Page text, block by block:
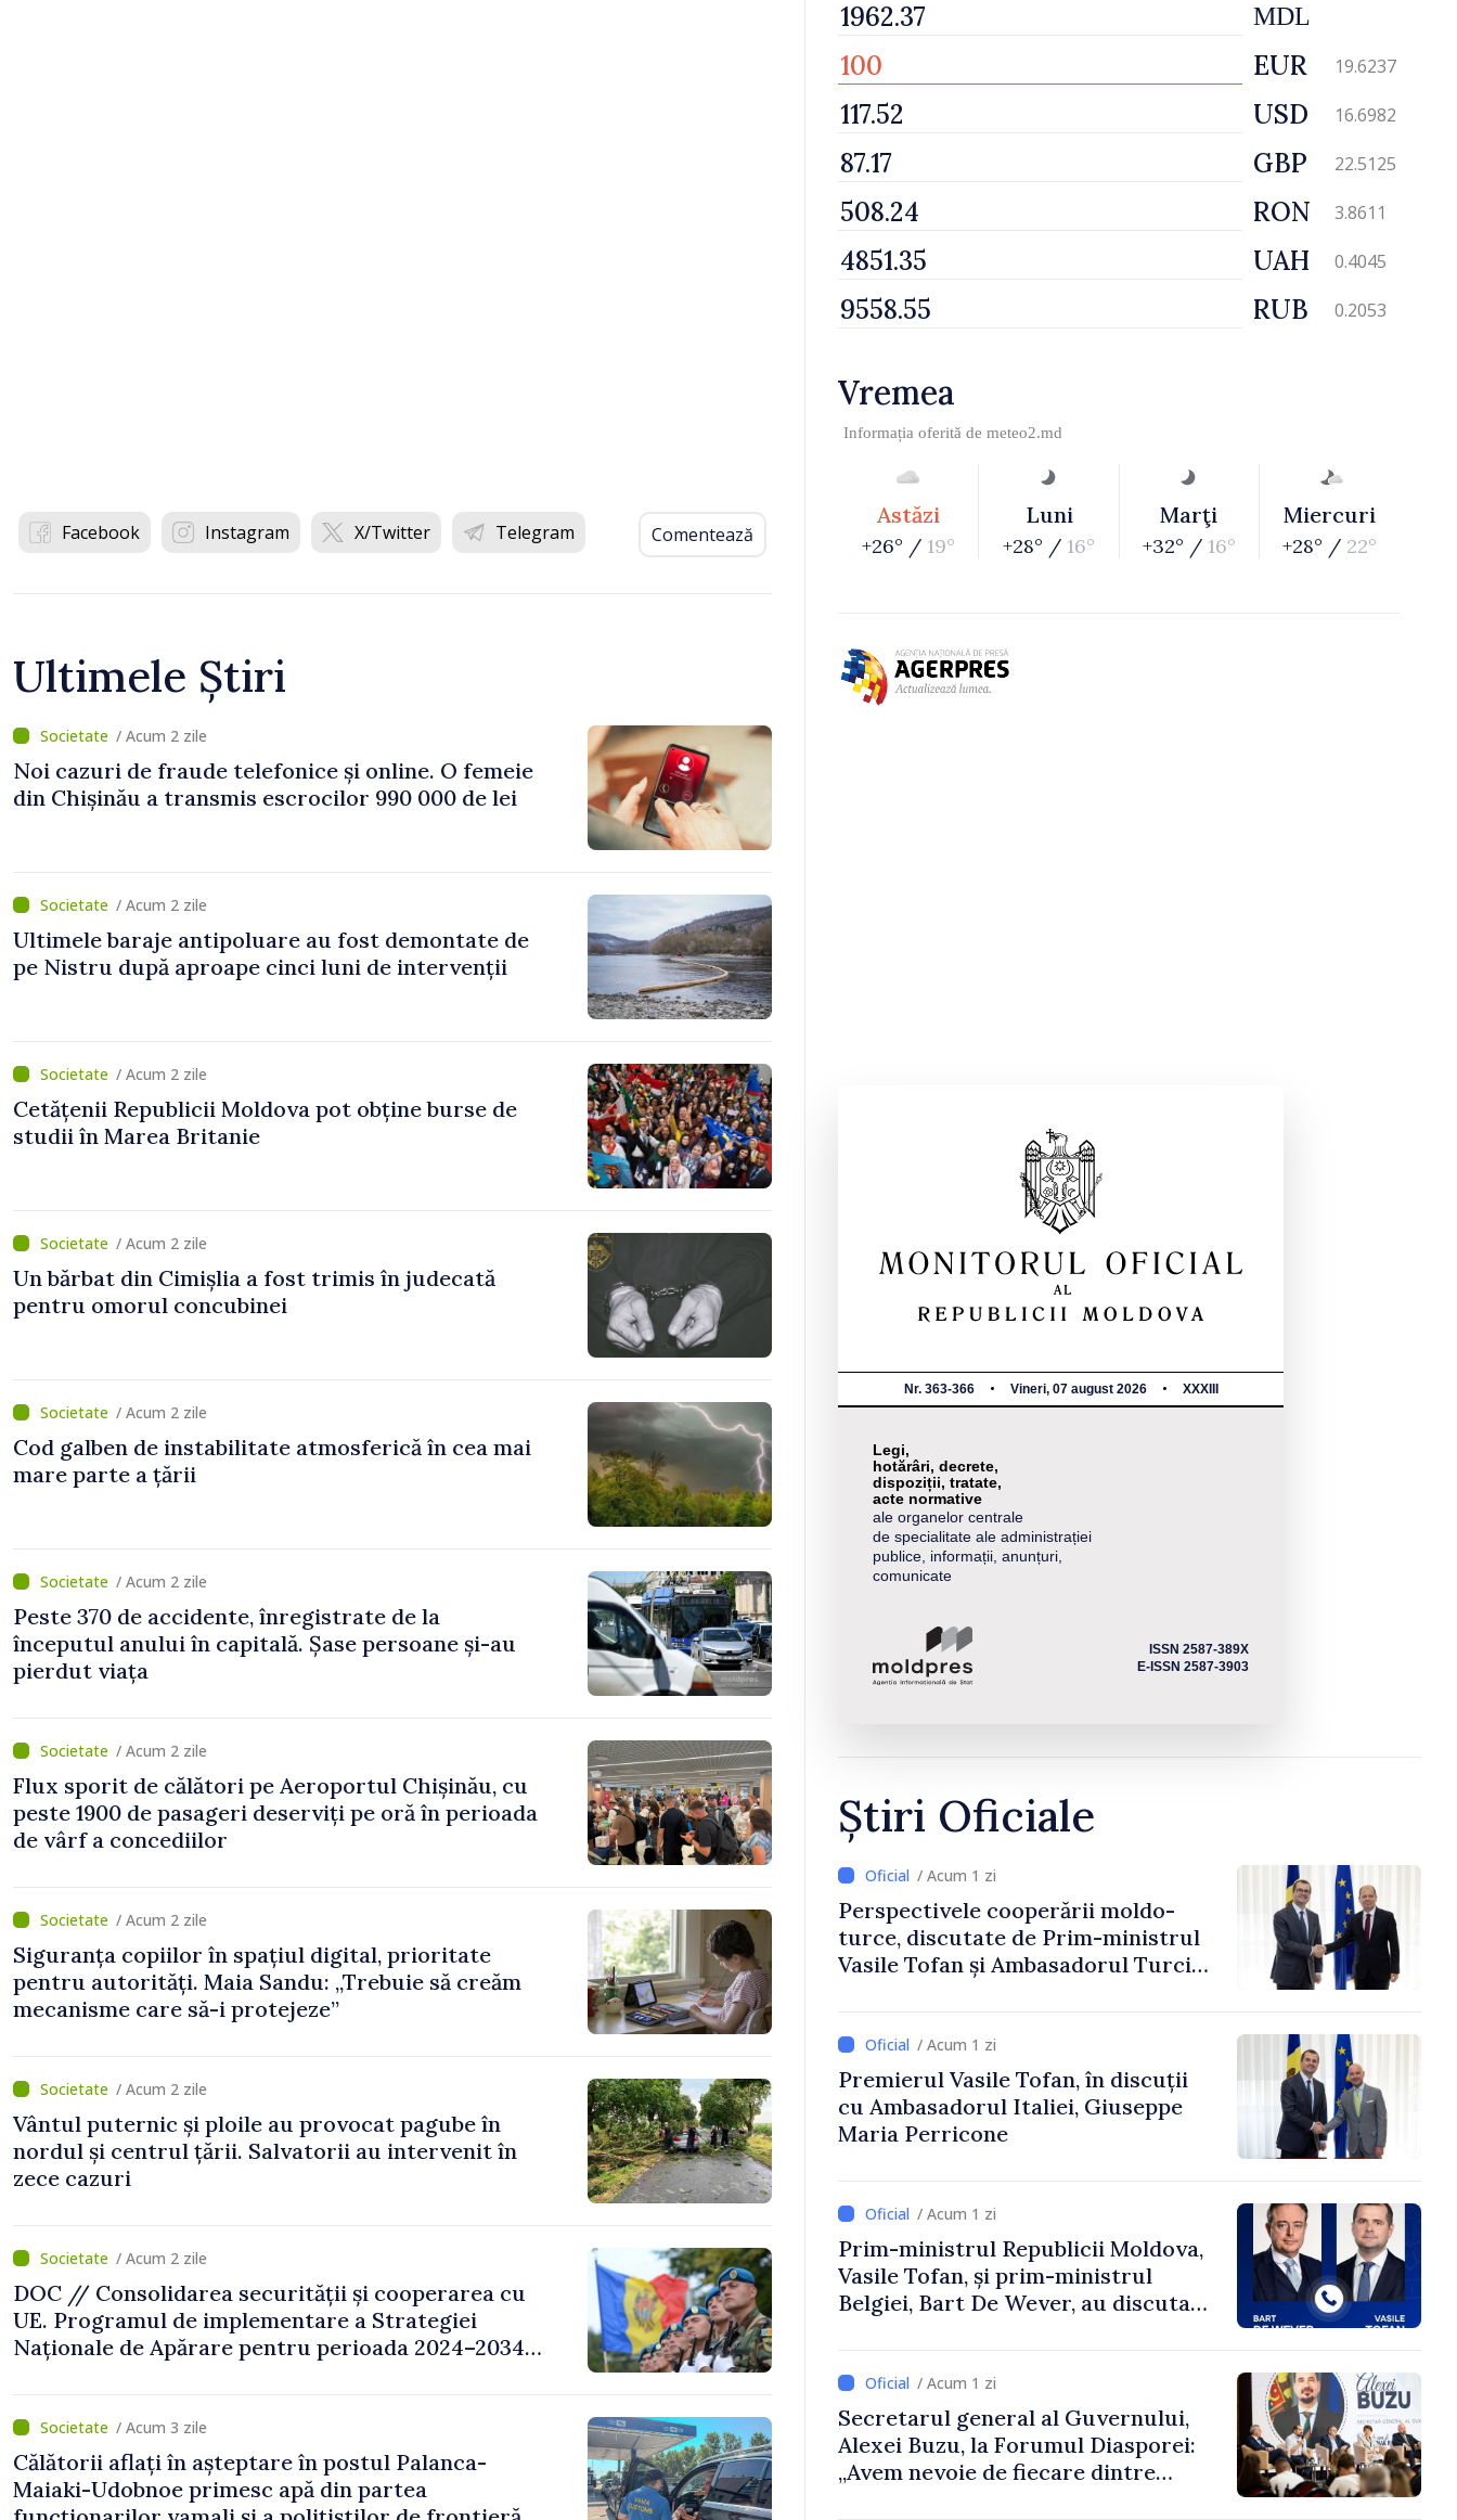
Facebook Instagram X/Twitter Telegram Comentează
Ultimele Știri
/ Acum 2 zile
Noi cazuri de fraude telefonice și online. O femeie
din Chișinău a transmis escrocilor 990 000 de lei
/ Acum 2 zile
Ultimele baraje antipoluare au fost demontate de
pe Nistru după aproape cinci luni de intervenții
/ Acum 2 zile
Cetățenii Republicii Moldova pot obține burse de
studii în Marea Britanie
/ Acum 2 zile
Un bărbat din Cimișlia a fost trimis în judecată
pentru omorul concubinei
/ Acum 2 zile
Cod galben de instabilitate atmosferică în cea mai
mare parte a țării
/ Acum 2 zile
Peste 370 de accidente, înregistrate de la
începutul anului în capitală. Șase persoane și-au
pierdut viața
/ Acum 2 zile
Flux sporit de călători pe Aeroportul Chișinău, cu
peste 1900 de pasageri deserviți pe oră în perioada
de vârf a concediilor
/ Acum 2 zile
Siguranța copiilor în spațiul digital, prioritate
pentru autorități. Maia Sandu: „Trebuie să creăm
mecanisme care să-i protejeze”
/ Acum 2 zile
Vântul puternic și ploile au provocat pagube în
nordul și centrul țării. Salvatorii au intervenit în
zece cazuri
/ Acum 2 zile
DOC // Consolidarea securității și cooperarea cu
UE. Programul de implementare a Strategiei
Naționale de Apărare pentru perioada 2024–2034,
/ Acum 3 zile
Călătorii aflați în așteptare în postul Palanca-
Maiaki-Udobnoe primesc apă din partea
MDL
EUR 19.6237
USD 16.6982
GBP 22.5125
RON 3.8611
UAH 0.4045
RUB 0.2053
Vremea
Informația oferită de meteo2.md
Astăzi
+26° / 19°
Luni
+28° / 16°
Marţi
+32° / 16°
Miercuri
+28° / 22°
Nr. 363-366 Vineri, 07 august 2026 XXXIII
Legi,
hotărâri, decrete,
dispoziții, tratate,
acte normative
ale organelor centrale
de specialitate ale administrației
publice, informații, anunțuri,
comunicate
ISSN 2587-389X
E-ISSN 2587-3903
Știri Oficiale
/ Acum 1 zi
Perspectivele cooperării moldo-
turce, discutate de Prim-ministrul
Vasile Tofan și Ambasadorul Turciei,
/ Acum 1 zi
Premierul Vasile Tofan, în discuții
cu Ambasadorul Italiei, Giuseppe
Maria Perricone
/ Acum 1 zi
Prim-ministrul Republicii Moldova,
Vasile Tofan, și prim-ministrul
Belgiei, Bart De Wever, au discutat
/ Acum 1 zi
Secretarul general al Guvernului,
Alexei Buzu, la Forumul Diasporei:
„Avem nevoie de fiecare dintre